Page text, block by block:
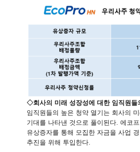
◇회사의 미래 성장성에 대한 임직원들
임직원들의 높은 청약 열기는 회사의
기대를 나타낸 것으로 풀이된다. 에코
유상증자를 통해 모집한 자금을 사업
추진을 위해 투입한다.